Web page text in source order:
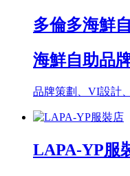
多倫多海鮮
海鮮自助品
品牌策劃、VI設計
LAPA-YP服